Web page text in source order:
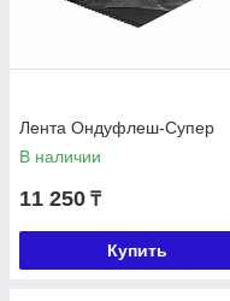
Лента Ондуфлеш-Супер
В наличии
11 250 ₸
Купить